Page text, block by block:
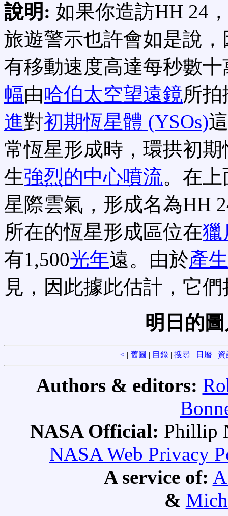
說明: 如果你造訪HH 24
旅遊警示也許會如是說
有移動速度高達每秒數
幅由哈伯太空望遠鏡所
進對初期恆星體 (YSOs)
常恆星形成時，環拱初
生強烈的中心噴流。在
星際雲氣，形成名為HH
所在的恆星形成區位在獵
有1,500光年遠。由於產
見，因此據此估計，它
明日的
<| 舊圖 | 目錄| 搜尋| 日曆 | 資
Authors & editors:
NASA Official: Phillip
NASA Web Privacy
A service of:
&